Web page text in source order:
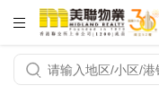
HKD ft²